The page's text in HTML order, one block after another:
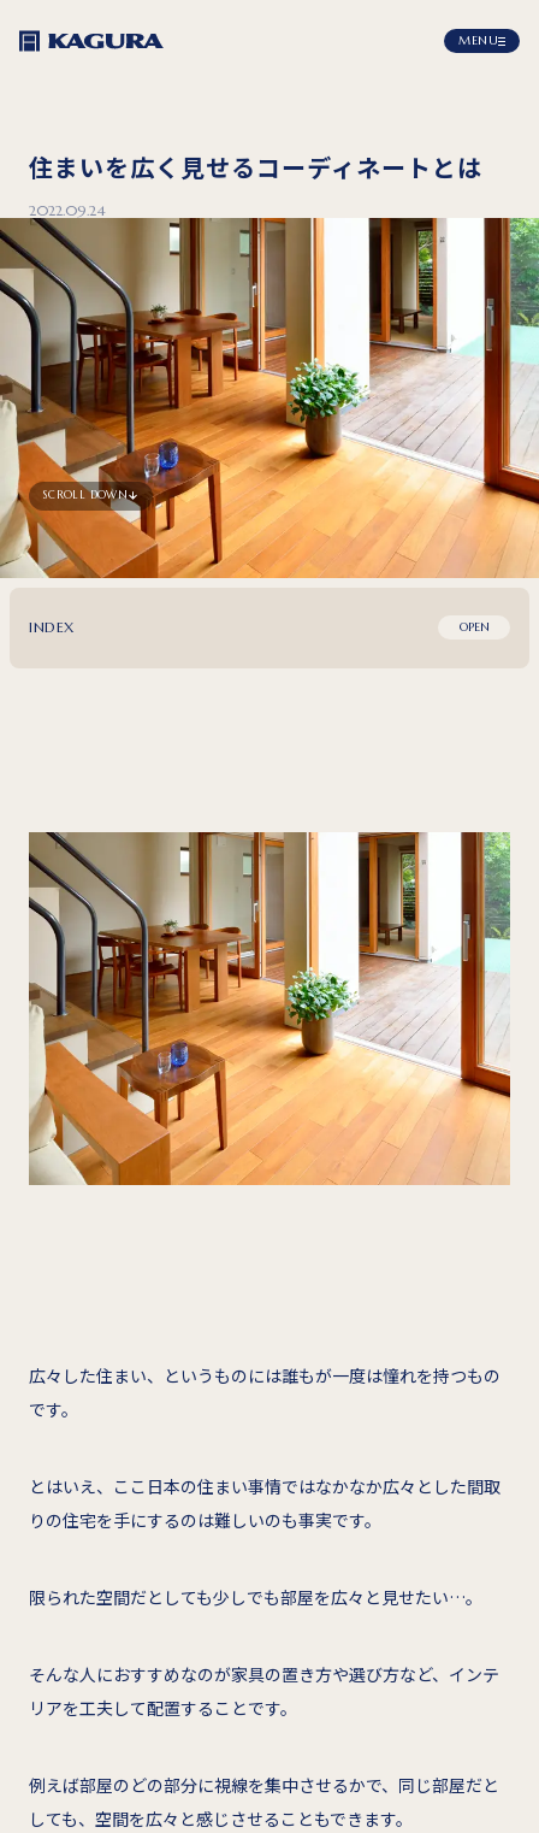
MENU
住まいを広く見せるコーディネートとは
2022.09.24
SCROLL DOWN
INDEX OPEN
広々した住まい、というものには誰もが一度は憧れを持つもの
です。
とはいえ、ここ日本の住まい事情ではなかなか広々とした間取
りの住宅を手にするのは難しいのも事実です。
限られた空間だとしても少しでも部屋を広々と見せたい…。
そんな人におすすめなのが家具の置き方や選び方など、インテ
リアを工夫して配置することです。
例えば部屋のどの部分に視線を集中させるかで、同じ部屋だと
しても、空間を広々と感じさせることもできます。